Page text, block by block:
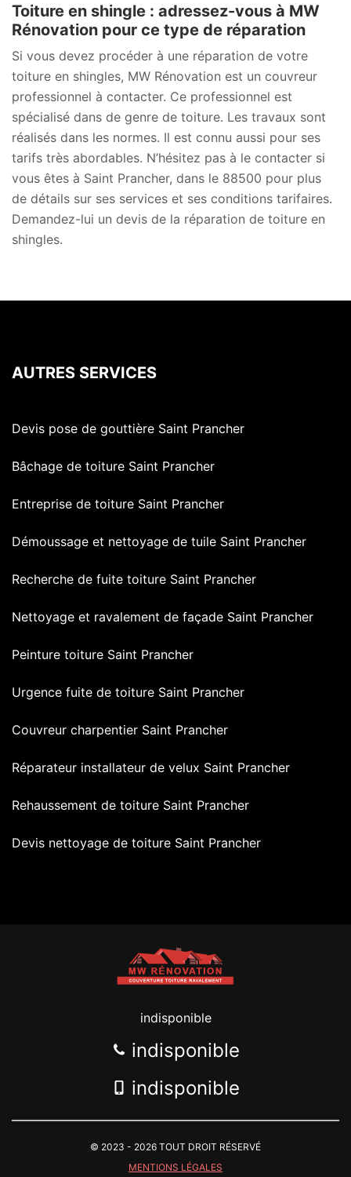
Toiture en shingle : adressez-vous à MW
Rénovation pour ce type de réparation
Si vous devez procéder à une réparation de votre
toiture en shingles, MW Rénovation est un couvreur
professionnel à contacter. Ce professionnel est
spécialisé dans de genre de toiture. Les travaux sont
réalisés dans les normes. Il est connu aussi pour ses
tarifs très abordables. N’hésitez pas à le contacter si
vous êtes à Saint Prancher, dans le 88500 pour plus
de détails sur ses services et ses conditions tarifaires.
Demandez-lui un devis de la réparation de toiture en
shingles.
AUTRES SERVICES
Devis pose de gouttière Saint Prancher
Bâchage de toiture Saint Prancher
Entreprise de toiture Saint Prancher
Démoussage et nettoyage de tuile Saint Prancher
Recherche de fuite toiture Saint Prancher
Nettoyage et ravalement de façade Saint Prancher
Peinture toiture Saint Prancher
Urgence fuite de toiture Saint Prancher
Couvreur charpentier Saint Prancher
Réparateur installateur de velux Saint Prancher
Rehaussement de toiture Saint Prancher
Devis nettoyage de toiture Saint Prancher
indisponible
indisponible
indisponible
© 2023 - 2026 TOUT DROIT RÉSERVÉ
MENTIONS LÉGALES